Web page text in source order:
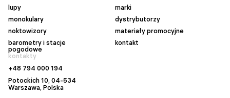
lupy
monokulary
noktowizory
barometry i stacje
pogodowe
marki
dystrybutorzy
materiały promocyjne
kontakt
kontakty
+48 794 000 194
Potockich 10, 04-534
Warszawa, Polska